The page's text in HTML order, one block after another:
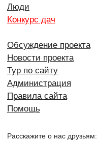
Люди
Конкурс дач
Обсуждение проекта
Новости проекта
Тур по сайту
Администрация
Правила сайта
Помощь
Расскажите о нас друзьям: